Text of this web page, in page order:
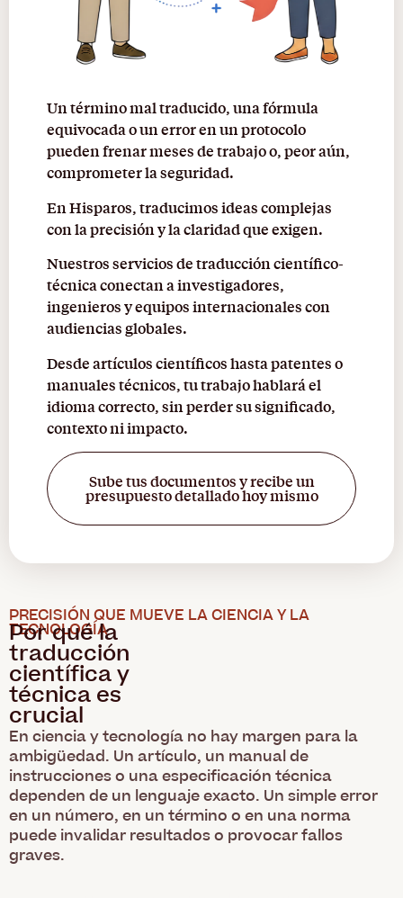
Un término mal traducido, una fórmula
equivocada o un error en un protocolo
pueden frenar meses de trabajo o, peor aún,
comprometer la seguridad.
En Hisparos, traducimos ideas complejas
con la precisión y la claridad que exigen.
Nuestros servicios de traducción científico-
técnica conectan a investigadores,
ingenieros y equipos internacionales con
audiencias globales.
Desde artículos científicos hasta patentes o
manuales técnicos, tu trabajo hablará el
idioma correcto, sin perder su significado,
contexto ni impacto.
Sube tus documentos y recibe un
presupuesto detallado hoy mismo
PRECISIÓN QUE MUEVE LA CIENCIA Y LA
TECNOLOGÍA
Por qué la
traducción
científica y
técnica es
crucial
En ciencia y tecnología no hay margen para la
ambigüedad. Un artículo, un manual de
instrucciones o una especificación técnica
dependen de un lenguaje exacto. Un simple error
en un número, en un término o en una norma
puede invalidar resultados o provocar fallos
graves.